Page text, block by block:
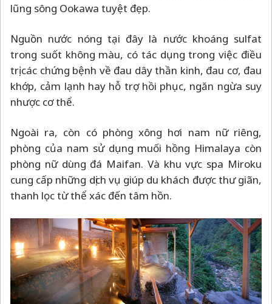
lũng sông Ookawa tuyệt đẹp.
Nguồn nước nóng tại đây là nước khoáng sulfat
trong suốt không màu, có tác dụng trong việc điều
trị các chứng bệnh về đau dây thần kinh, đau cơ, đau
khớp, cảm lạnh hay hỗ trợ hồi phục, ngăn ngừa suy
nhược cơ thể.
Ngoài ra, còn có phòng xông hơi nam nữ riêng,
phòng của nam sử dụng muối hồng Himalaya còn
phòng nữ dùng đá Maifan. Và khu vực spa Miroku
cung cấp những dịch vụ giúp du khách được thư giãn,
thanh lọc từ thể xác đến tâm hồn.